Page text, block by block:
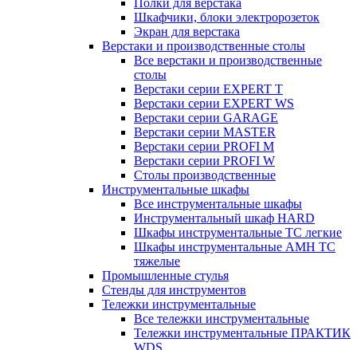
Полки для верстака
Шкафчики, блоки электророзеток
Экран для верстака
Верстаки и производственные столы
Все верстаки и производственные
столы
Верстаки серии EXPERT T
Верстаки серии EXPERT WS
Верстаки серии GARAGE
Верстаки серии MASTER
Верстаки серии PROFI M
Верстаки серии PROFI W
Столы производственные
Инструментальные шкафы
Все инструментальные шкафы
Инструментальный шкаф HARD
Шкафы инструментальные ТС легкие
Шкафы инструментальные AMH TC
тяжелые
Промышленные стулья
Стенды для инструментов
Тележки инструментальные
Все тележки инструментальные
Тележки инструментальные ПРАКТИК
WDS